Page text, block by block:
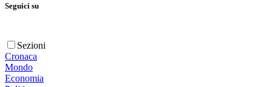
Seguici su
Sezioni
Cronaca
Mondo
Economia